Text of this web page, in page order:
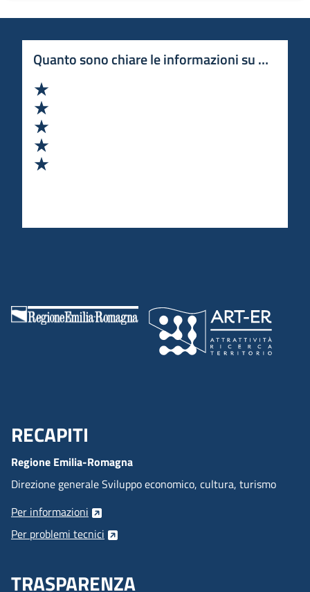
Quanto sono chiare le informazioni su questa
Menu Footer
RECAPITI
Regione Emilia-Romagna
Direzione generale Sviluppo economico, cultura, turismo
Per informazioni
Per problemi tecnici
TRASPARENZA